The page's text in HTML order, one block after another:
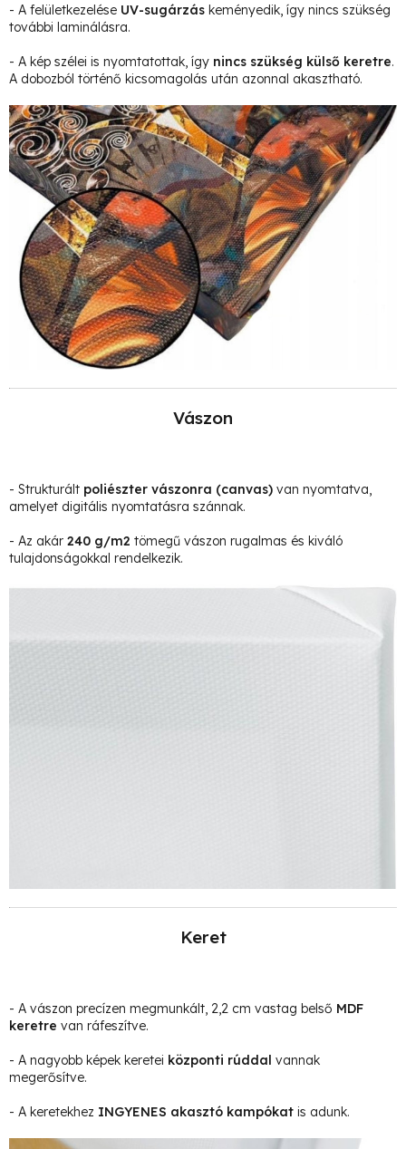
- A felületkezelése UV-sugárzás keményedik, így nincs szükség
további laminálásra.
- A kép szélei is nyomtatottak, így nincs szükség külső keretre.
A dobozból történő kicsomagolás után azonnal akasztható.
Vászon
- Strukturált poliészter vászonra (canvas) van nyomtatva,
amelyet digitális nyomtatásra szánnak.
- Az akár 240 g/m2 tömegű vászon rugalmas és kiváló
tulajdonságokkal rendelkezik.
Keret
- A vászon precízen megmunkált, 2,2 cm vastag belső MDF
keretre van ráfeszítve.
- A nagyobb képek keretei központi rúddal vannak
megerősítve.
- A keretekhez INGYENES akasztó kampókat is adunk.